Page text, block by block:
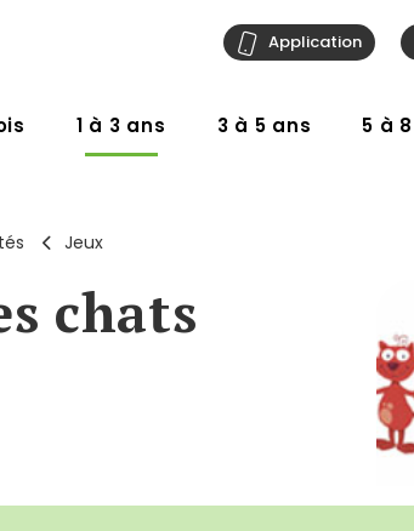
1 à 3 ans 3 à 5 ans 5 à
Application
Jeux
chats